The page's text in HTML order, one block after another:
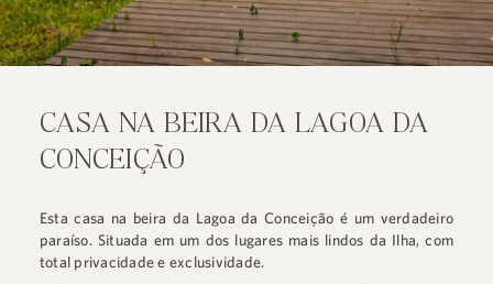
CASA NA BEIRA DA LAGOA DA
CONCEIÇÃO
Esta casa na beira da Lagoa da Conceição é um verdadeiro
paraíso. Situada em um dos lugares mais lindos da Ilha, com
total privacidade e exclusividade.